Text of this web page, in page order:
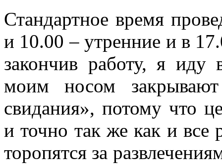
Стандартное время
и 10.00 – утренние и в
закончив работу, я
моим носом
свидания», потому что
и точно так же как и все
торопятся за